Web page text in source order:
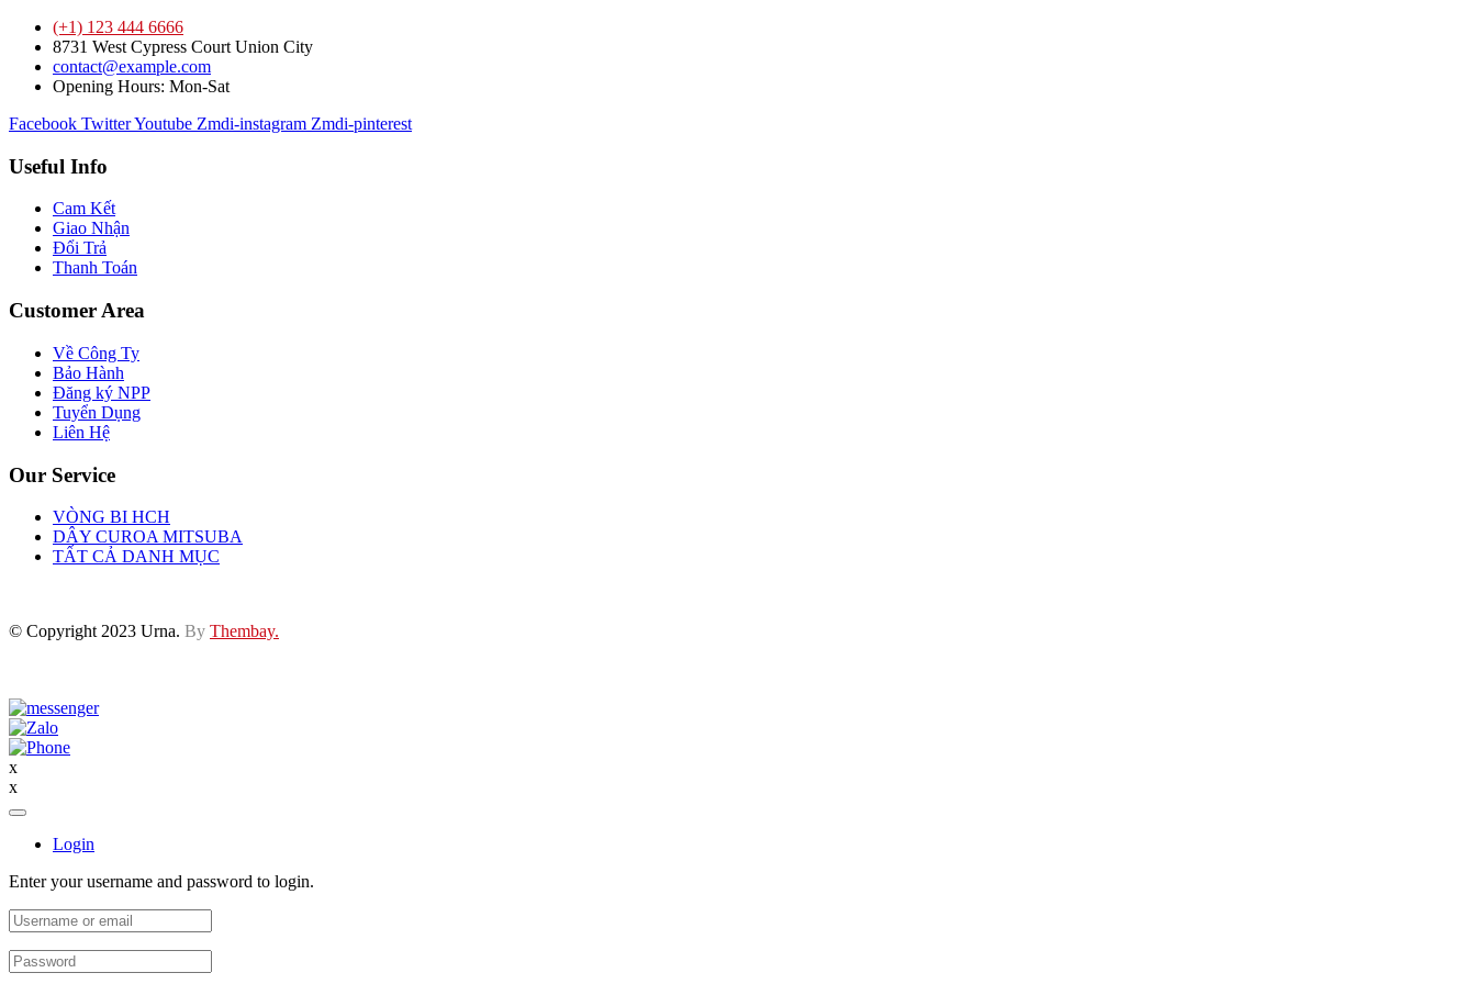
(+1) 123 444 6666
8731 West Cypress Court Union City
contact@example.com
Opening Hours: Mon-Sat
Facebook TwitterYoutube Zmdi-instagram Zmdi-pinterest
Useful Info
Cam Kết
Giao Nhận
Đổi Trả
Thanh Toán
Customer Area
Về Công Ty
Bảo Hành
Đăng ký NPP
Tuyển Dụng
Liên Hệ
Our Service
VÒNG BI HCH
DÂY CUROA MITSUBA
TẤT CẢ DANH MỤC
© Copyright 2023 Urna. By Thembay.
x
x
Login
Enter your username and password to login.